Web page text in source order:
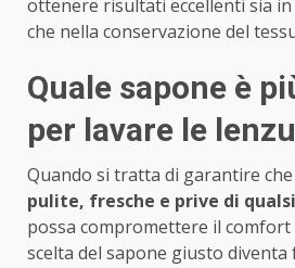
ottenere risultati eccellenti sia
che nella conservazione del
Quale sapone è
per lavare le
Quando si tratta di garantire che
pulite, fresche e prive di
possa compromettere il
scelta del sapone giusto